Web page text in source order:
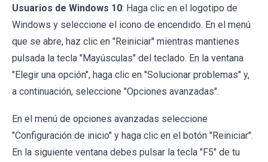
Usuarios de Windows 10: Haga clic en el logotipo de
Windows y seleccione el icono de encendido. En el menú
que se abre, haz clic en "Reiniciar" mientras mantienes
pulsada la tecla "Mayúsculas" del teclado. En la ventana
"Elegir una opción", haga clic en "Solucionar problemas" y,
a continuación, seleccione "Opciones avanzadas".
En el menú de opciones avanzadas seleccione
"Configuración de inicio" y haga clic en el botón "Reiniciar".
En la siguiente ventana debes pulsar la tecla "F5" de tu